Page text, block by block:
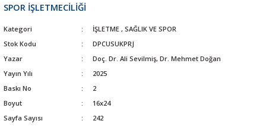
SPOR İŞLETMECİLİĞİ
Kategori İŞLETME , SAĞLIK VE SPOR
Stok Kodu
DPCUSUKPRJ
Yazar
Doç. Dr. Ali Sevilmiş, Dr. Mehmet Doğan
Yayın Yılı
2025
Baskı No
2
Boyut
16x24
Sayfa Sayısı
242